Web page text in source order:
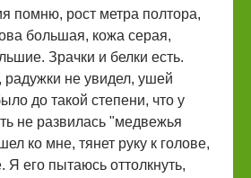
помню, рост метра полтора,
большая, кожа серая,
Зрачки и белки есть.
не увидел, ушей
до такой степени, что у
не развилась "медвежья
ко мне, тянет руку к голове,
его пытаюсь оттолкнуть,